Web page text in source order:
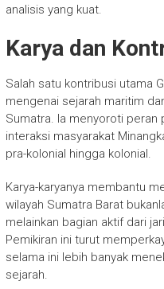
analisis yang kuat.
Karya dan
Salah satu kontribusi utama
mengenai sejarah maritim
Sumatra. Ia menyoroti peran
interaksi masyarakat
pra-kolonial hingga kolonial.
Karya-karyanya membantu
wilayah Sumatra Barat
melainkan bagian aktif dari
Pemikiran ini turut
selama ini lebih banyak
sejarah.